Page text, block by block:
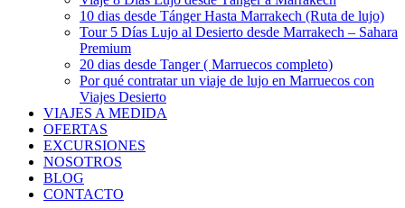
10 dias desde Tánger Hasta Marrakech (Ruta de lujo)
Tour 5 Días Lujo al Desierto desde Marrakech – Sahara
Premium
20 dias desde Tanger ( Marruecos completo)
Por qué contratar un viaje de lujo en Marruecos con
Viajes Desierto
VIAJES A MEDIDA
OFERTAS
EXCURSIONES
NOSOTROS
BLOG
CONTACTO